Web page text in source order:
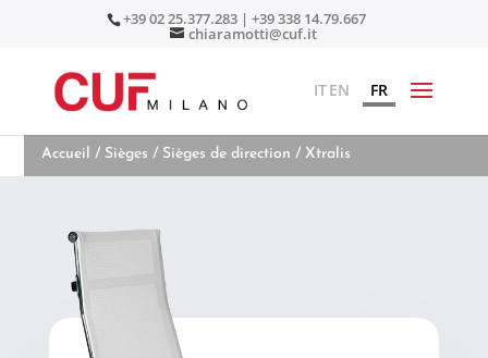
+39 02 25.377.283 | +39 338 14.79.667
chiaramotti@cuf.it
ITEN FR
Accueil / Sièges / Sièges de direction / Xtralis